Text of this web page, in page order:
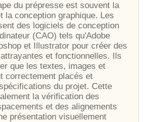
du prépresse est souvent la
la conception graphique. Les
des logiciels de conception
(CAO) tels qu'Adobe
et Illustrator pour créer des
et fonctionnelles. Ils
que les textes, images et
correctement placés et
du projet. Cette
la vérification des
et des alignements
présentation visuellement